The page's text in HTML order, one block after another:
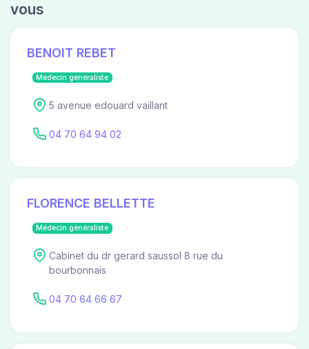
vous
BENOIT REBET
Médecin généraliste
5 avenue edouard vaillant
04 70 64 94 02
FLORENCE BELLETTE
Médecin généraliste
Cabinet du dr gerard saussol 8 rue du
bourbonnais
04 70 64 66 67